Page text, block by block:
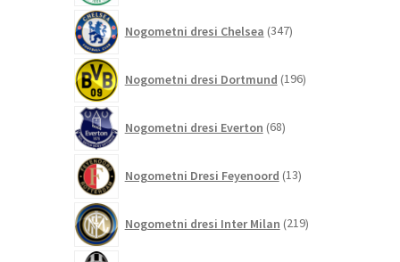
Nogometni dresi Chelsea 347izdelkov
Nogometni dresi Dortmund 196izdelkov
Nogometni dresi Everton 68izdelkov
Nogometni Dresi Feyenoord 13izdelkov
Nogometni dresi Inter Milan 219izdelkov